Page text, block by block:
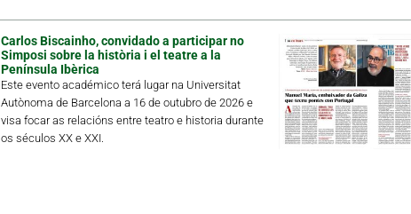
Carlos Biscainho, convidado a participar no
Simposi sobre la història i el teatre a la
Península Ibèrica
Este evento académico terá lugar na Universitat
Autònoma de Barcelona a 16 de outubro de 2026 e
visa focar as relacións entre teatro e historia durante
os séculos XX e XXI.